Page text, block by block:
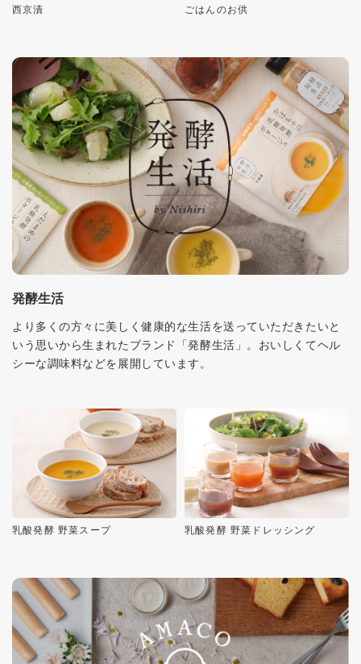
西京漬 ごはんのお供
発酵生活
より多くの方々に美しく健康的な生活を送っていただきたいと
いう思いから生まれたブランド「発酵生活」。おいしくてヘル
シーな調味料などを展開しています。
乳酸発酵 野菜スープ 乳酸発酵 野菜ドレッシング